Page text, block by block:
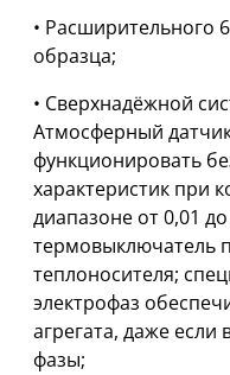
• Расширительного
образца;
• Сверхнадёжной
Атмосферный
функционировать
характеристик при
диапазоне от 0,01
термовыключатель
теплоносителя;
электрофаз
агрегата, даже если
фазы;